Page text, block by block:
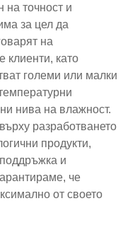
на точност и
за цел да
на
клиенти, като
големи или малки
нива на влажност.
разработването
продукти,
и
че
от своето